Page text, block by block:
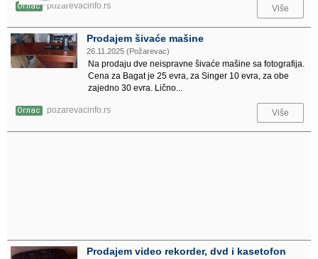
Оглас pozarevacinfo.rs Više
Prodajem šivaće mašine
26.11.2025 (Požarevac)
Na prodaju dve neispravne šivaće mašine sa fotografija.
Cena za Bagat je 25 evra, za Singer 10 evra, za obe
zajedno 30 evra. Lično...
Оглас pozarevacinfo.rs Više
Prodajem video rekorder, dvd i kasetofon